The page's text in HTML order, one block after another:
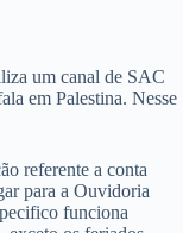
um canal de SAC
em Palestina. Nesse
referente a conta
para a Ouvidoria
funciona